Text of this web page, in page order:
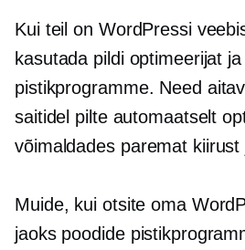
Kui teil on WordPressi
kasutada pildi optimeerijat
pistikprogramme. Need
saitidel pilte automaatselt
võimaldades paremat kiirust
Muide, kui otsite oma
jaoks poodide